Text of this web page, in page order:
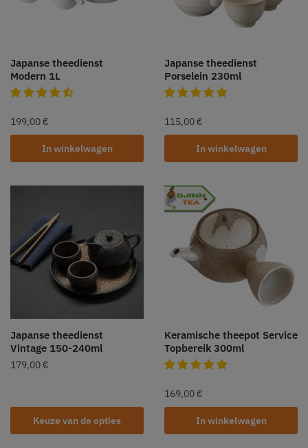
Japanse theedienst
Modern 1L
199,00 €
In winkelwagen
Japanse theedienst
Porselein 230ml
115,00 €
In winkelwagen
Japanse theedienst
Vintage 150-240ml
179,00 €
Keuze van de opties
Keramische theepot Service
Topbereik 300ml
169,00 €
In winkelwagen